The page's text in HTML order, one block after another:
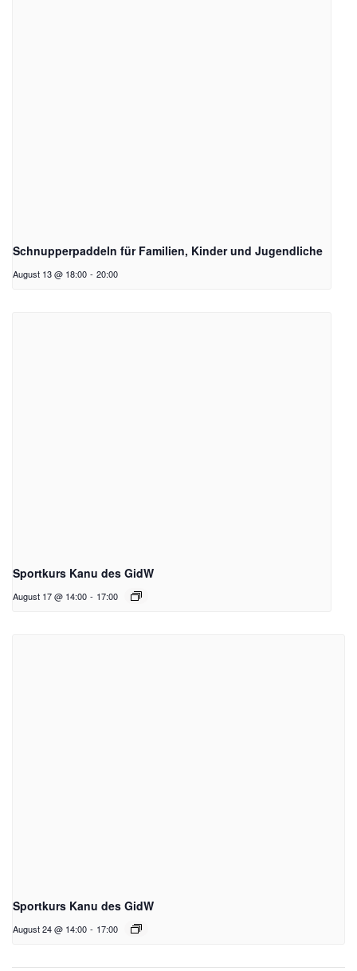
Schnupperpaddeln für Familien, Kinder und Jugendliche
August 13 @ 18:00 - 20:00
Sportkurs Kanu des GidW
August 17 @ 14:00 - 17:00
Sportkurs Kanu des GidW
August 24 @ 14:00 - 17:00